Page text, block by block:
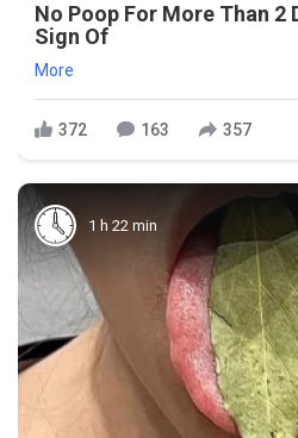
No Poop For More Than 2
Sign Of
More
372 163 357
1 h 22 min